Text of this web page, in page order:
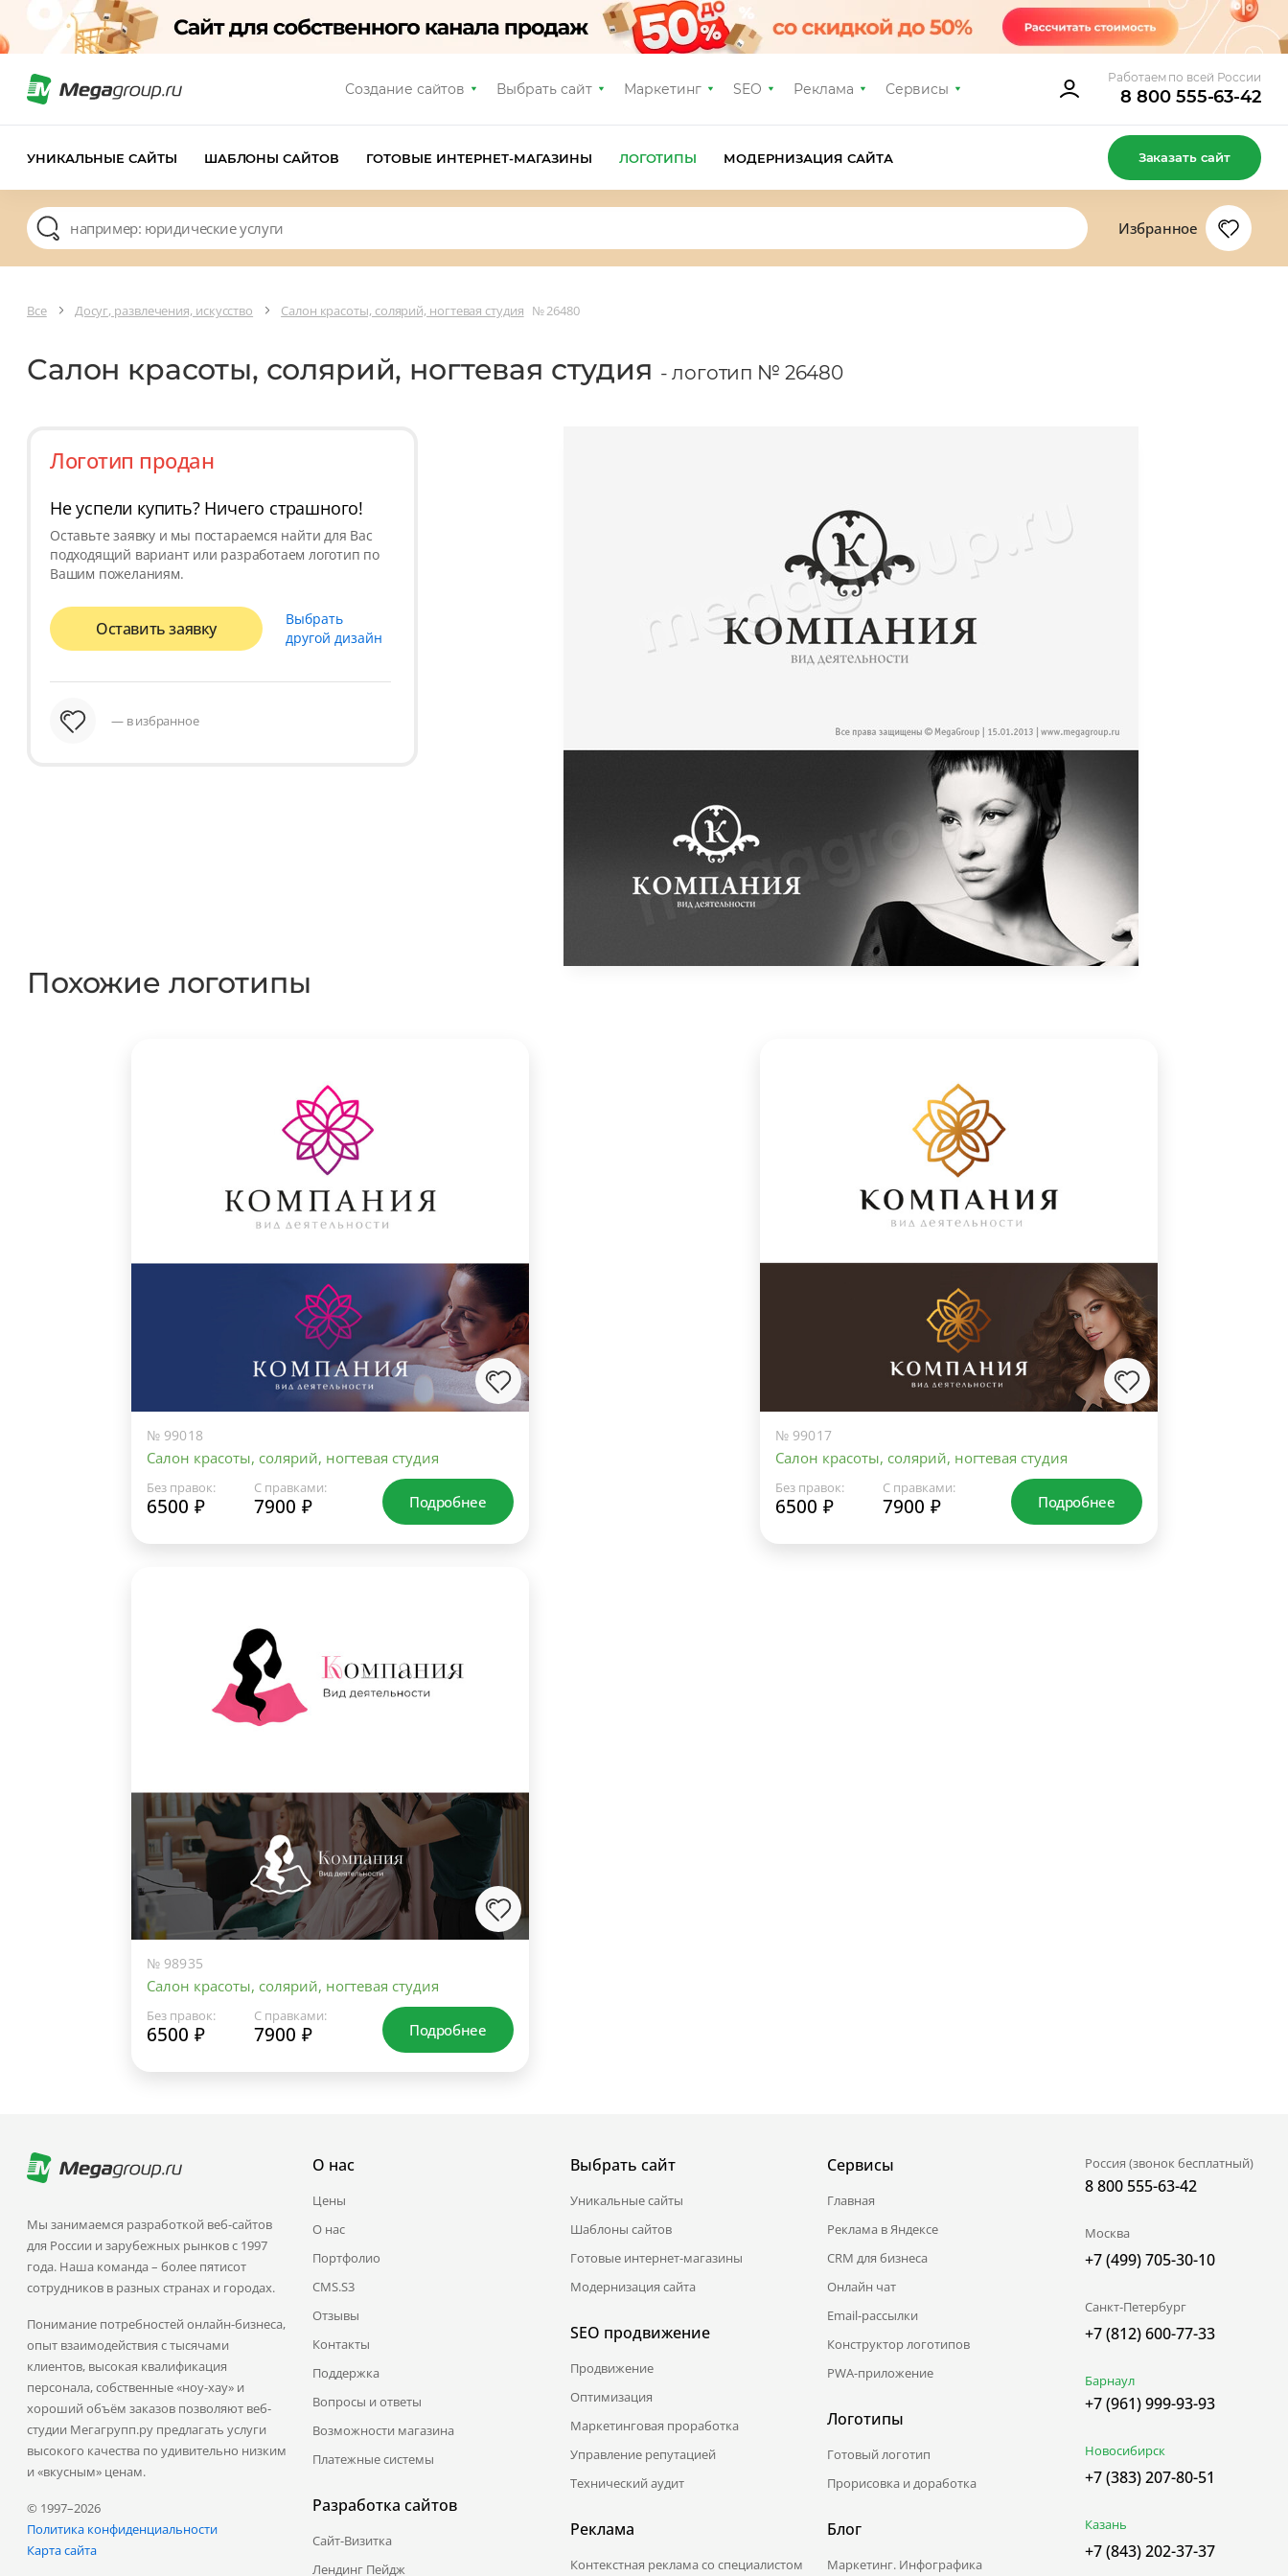
Создание сайтов Выбрать сайт Маркетинг SEO Реклама Сервисы
Работаем по всей России
8 800 555-63-42
УНИКАЛЬНЫЕ САЙТЫ ШАБЛОНЫ САЙТОВ ГОТОВЫЕ ИНТЕРНЕТ-МАГАЗИНЫ ЛОГОТИПЫ МОДЕРНИЗАЦИЯ САЙТА Заказать сайт
Избранное
Все Досуг, развлечения, искусство Салон красоты, солярий, ногтевая студия № 26480
Салон красоты, солярий, ногтевая студия - логотип № 26480
Логотип продан
Не успели купить? Ничего страшного!
Оставьте заявку и мы постараемся найти для Вас
подходящий вариант или разработаем логотип по
Вашим пожеланиям.
Оставить заявку
Выбрать
другой дизайн
— в избранное
Похожие логотипы
№ 99018
Салон красоты, солярий, ногтевая студия
Без правок:
6500 ₽
С правками:
7900 ₽ Подробнее
№ 99017
Салон красоты, солярий, ногтевая студия
Без правок:
6500 ₽
С правками:
7900 ₽ Подробнее
№ 98935
Салон красоты, солярий, ногтевая студия
Без правок:
6500 ₽
С правками:
7900 ₽ Подробнее
Мы занимаемся разработкой веб-сайтов
для России и зарубежных рынков с 1997
года. Наша команда – более пятисот
сотрудников в разных странах и городах.
Понимание потребностей онлайн-бизнеса,
опыт взаимодействия с тысячами
клиентов, высокая квалификация
персонала, собственные «ноу-хау» и
хороший объём заказов позволяют веб-
студии Мегагрупп.ру предлагать услуги
высокого качества по удивительно низким
и «вкусным» ценам.
© 1997–2026
Политика конфиденциальности
Карта сайта
О нас
Цены
О нас
Портфолио
CMS.S3
Отзывы
Контакты
Поддержка
Вопросы и ответы
Возможности магазина
Платежные системы
Разработка сайтов
Сайт-Визитка
Лендинг Пейдж
Выбрать сайт
Уникальные сайты
Шаблоны сайтов
Готовые интернет-магазины
Модернизация сайта
SEO продвижение
Продвижение
Оптимизация
Маркетинговая проработка
Управление репутацией
Технический аудит
Реклама
Контекстная реклама со специалистом
Сервисы
Главная
Реклама в Яндексе
CRM для бизнеса
Онлайн чат
Email-рассылки
Конструктор логотипов
PWA-приложение
Логотипы
Готовый логотип
Прорисовка и доработка
Блог
Маркетинг. Инфографика
Россия (звонок бесплатный)
8 800 555-63-42
Москва
+7 (499) 705-30-10
Санкт-Петербург
+7 (812) 600-77-33
Барнаул
+7 (961) 999-93-93
Новосибирск
+7 (383) 207-80-51
Казань
+7 (843) 202-37-37